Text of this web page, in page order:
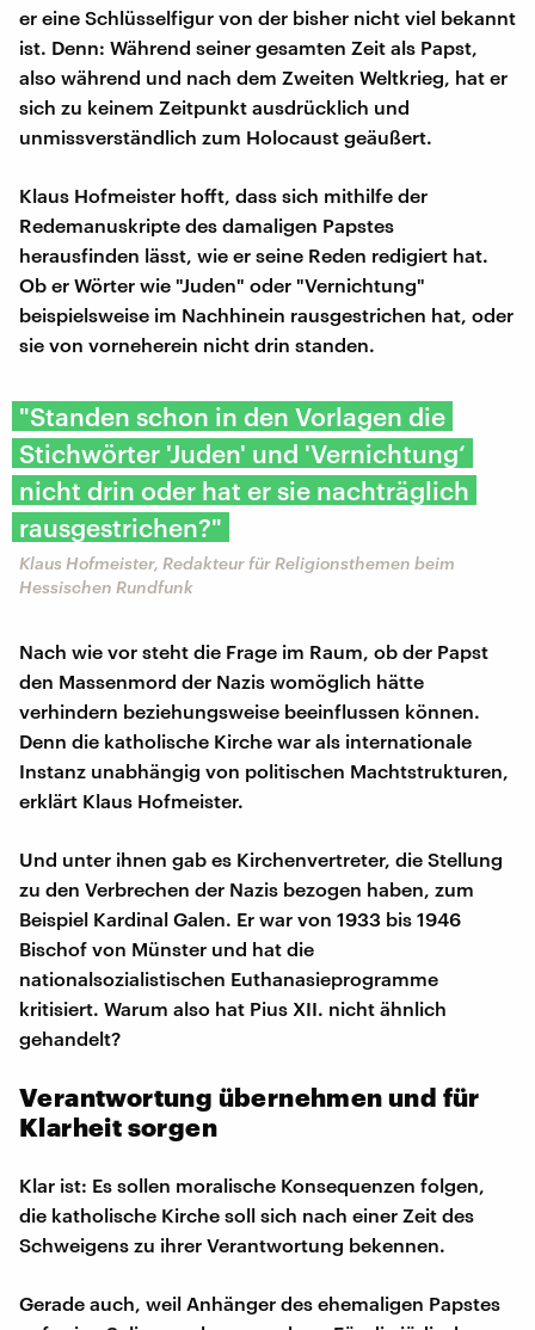
er eine Schlüsselfigur von der bisher nicht viel bekannt
ist. Denn: Während seiner gesamten Zeit als Papst,
also während und nach dem Zweiten Weltkrieg, hat er
sich zu keinem Zeitpunkt ausdrücklich und
unmissverständlich zum Holocaust geäußert.
Klaus Hofmeister hofft, dass sich mithilfe der
Redemanuskripte des damaligen Papstes
herausfinden lässt, wie er seine Reden redigiert hat.
Ob er Wörter wie "Juden" oder "Vernichtung"
beispielsweise im Nachhinein rausgestrichen hat, oder
sie von vorneherein nicht drin standen.
"Standen schon in den Vorlagen die
Stichwörter 'Juden' und 'Vernichtung‘
nicht drin oder hat er sie nachträglich
rausgestrichen?"
Klaus Hofmeister, Redakteur für Religionsthemen beim
Hessischen Rundfunk
Nach wie vor steht die Frage im Raum, ob der Papst
den Massenmord der Nazis womöglich hätte
verhindern beziehungsweise beeinflussen können.
Denn die katholische Kirche war als internationale
Instanz unabhängig von politischen Machtstrukturen,
erklärt Klaus Hofmeister.
Und unter ihnen gab es Kirchenvertreter, die Stellung
zu den Verbrechen der Nazis bezogen haben, zum
Beispiel Kardinal Galen. Er war von 1933 bis 1946
Bischof von Münster und hat die
nationalsozialistischen Euthanasieprogramme
kritisiert. Warum also hat Pius XII. nicht ähnlich
gehandelt?
Verantwortung übernehmen und für
Klarheit sorgen
Klar ist: Es sollen moralische Konsequenzen folgen,
die katholische Kirche soll sich nach einer Zeit des
Schweigens zu ihrer Verantwortung bekennen.
Gerade auch, weil Anhänger des ehemaligen Papstes